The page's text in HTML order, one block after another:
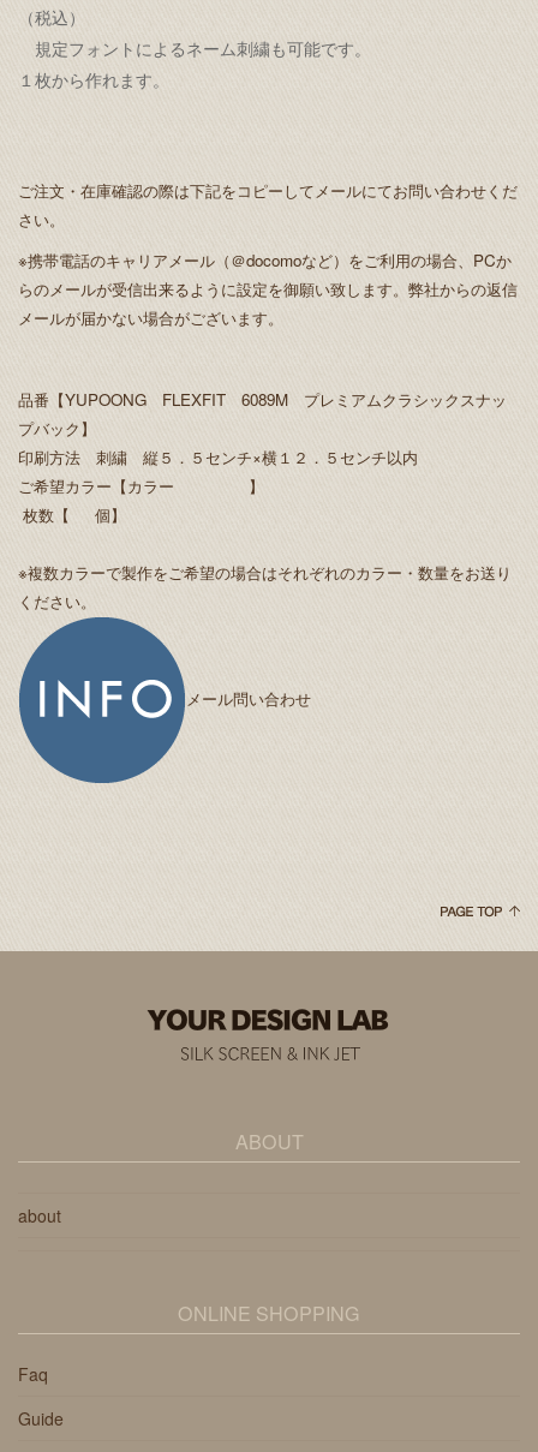
（税込）
規定フォントによるネーム刺繍も可能です。
１枚から作れます。
ご注文・在庫確認の際は下記をコピーしてメールにてお問い合わせくだ
さい。
※携帯電話のキャリアメール（＠docomoなど）をご利用の場合、PCか
らのメールが受信出来るように設定を御願い致します。弊社からの返信
メールが届かない場合がございます。
品番【YUPOONG FLEXFIT 6089M プレミアムクラシックスナッ
プバック】
印刷方法 刺繍 縦５．５センチ×横１２．５センチ以内
ご希望カラー【カラー 】
枚数【 個】
※複数カラーで製作をご希望の場合はそれぞれのカラー・数量をお送り
ください。
メール問い合わせ
ABOUT
about
ONLINE SHOPPING
Faq
Guide